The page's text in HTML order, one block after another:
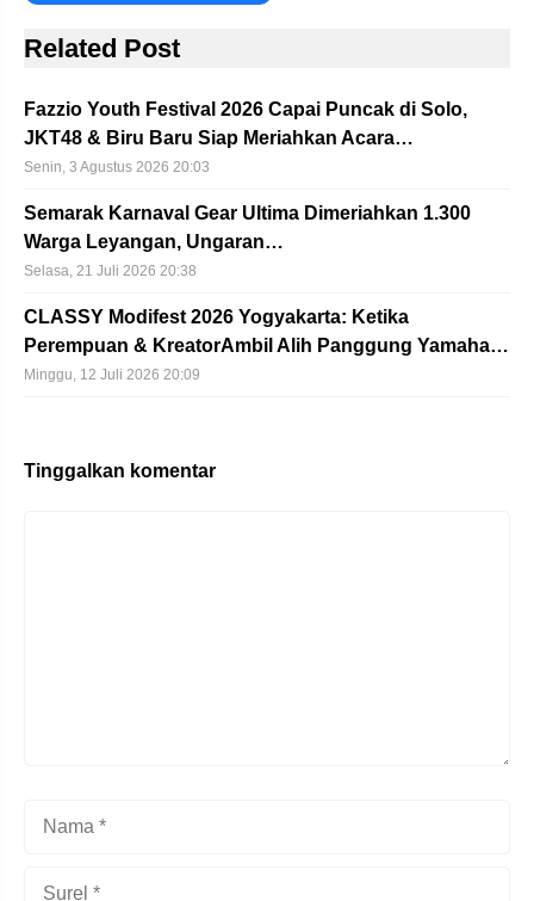
Related Post
Fazzio Youth Festival 2026 Capai Puncak di Solo,
JKT48 & Biru Baru Siap Meriahkan Acara…
Senin, 3 Agustus 2026 20:03
Semarak Karnaval Gear Ultima Dimeriahkan 1.300
Warga Leyangan, Ungaran…
Selasa, 21 Juli 2026 20:38
CLASSY Modifest 2026 Yogyakarta: Ketika
Perempuan & KreatorAmbil Alih Panggung Yamaha…
Minggu, 12 Juli 2026 20:09
Tinggalkan komentar